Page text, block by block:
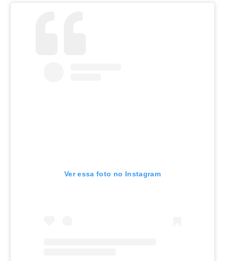
Ver essa foto no Instagram